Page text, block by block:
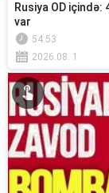
Rusiya OD
var
54:53
2026.08. 1